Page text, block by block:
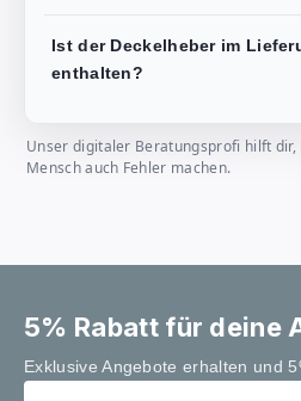
Ist der Deckelheber im
enthalten?
Unser digitaler Beratungsprofi hilft dir,
Mensch auch Fehler machen.
5% Rabatt für deine
Exklusive Angebote erhalten und